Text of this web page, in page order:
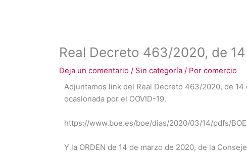
Real Decreto 463/2020, de
Deja un comentario / Sin categoría / Por comercio
Adjuntamos link del Real Decreto 463/2020, de
ocasionada por el COVID-19.
https://www.boe.es/boe/dias/2020/03/14/pdfs/
Y la ORDEN de 14 de marzo de 2020, de la